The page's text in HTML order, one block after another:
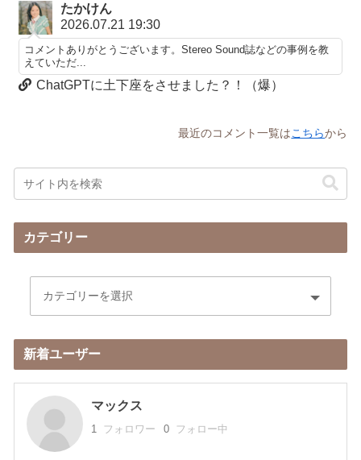
たかけん
2026.07.21 19:30
コメントありがとうございます。Stereo Sound誌などの事例を教
えていただ...
ChatGPTに土下座をさせました？！（爆）
最近のコメント一覧はこちらから
カテゴリー
新着ユーザー
マックス
1 フォロワー 0 フォロー中